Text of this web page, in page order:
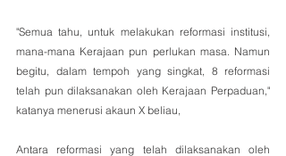
"Semua tahu, untuk melakukan reformasi institusi,
mana-mana Kerajaan pun perlukan masa. Namun
begitu, dalam tempoh yang singkat, 8 reformasi
telah pun dilaksanakan oleh Kerajaan Perpaduan,"
katanya menerusi akaun X beliau,
Antara reformasi yang telah dilaksanakan oleh